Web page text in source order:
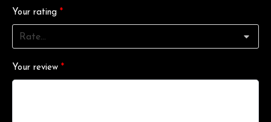
Your rating *
Your review *